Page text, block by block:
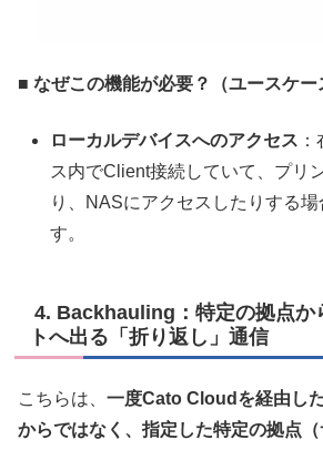
■ なぜこの機能が必要？（ユースケー
ローカルデバイスへのアクセス
ス内でClient接続していて、プリ
り、NASにアクセスしたりする場
す。
4. Backhauling：特定の拠点か
トへ出る「折り返し」通信
こちらは、 一度Cato Cloudを経由し
からではなく、指定した特定の拠点